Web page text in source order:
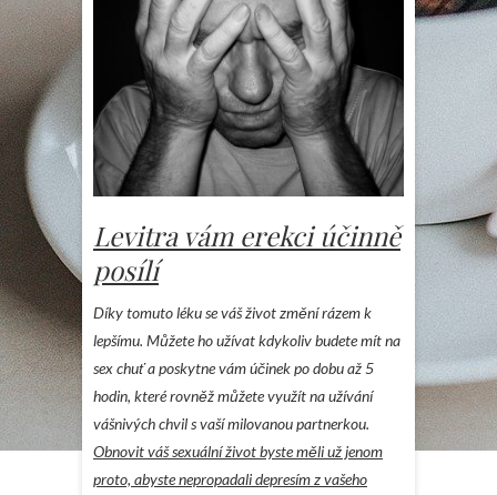
Levitra vám erekci účinně
posílí
Díky tomuto léku se váš život změní rázem k
lepšímu. Můžete ho užívat kdykoliv budete mít na
sex chuť a poskytne vám účinek po dobu až 5
hodin, které rovněž můžete využít na užívání
vášnivých chvil s vaší milovanou partnerkou.
Obnovit váš sexuální život byste měli už jenom
proto, abyste nepropadali depresím z vašeho